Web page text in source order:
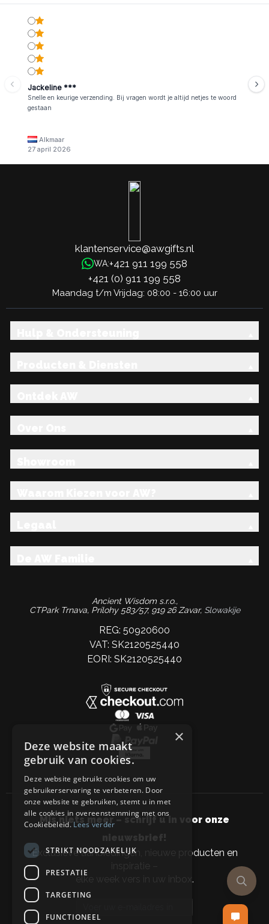
Jackeline ***
Snelle en keurige verzending. Bij vragen wordt je altijd netjes te woord
gestaan
Alkmaar
27 april 2026
klantenservice@awgifts.nl
WA:+421 911 199 558
+421 (0) 911 199 558
Maandag t/m Vrijdag: 08:00 - 16:00 uur
Ancient Wisdom s.r.o.,
CTPark Trnava, Prílohy 583/57, 919 26 Zavar, Slowakije
REG: 50920600
VAT: SK2120525440
EORI: SK2120525440
Mis niets meer – schrijf u in voor onze
nieuwsbrief!
Exclusieve aanbiedingen, nieuwe producten en
inspiratie –
elke week vers in uw inbox.
×
Deze website maakt
gebruik van cookies.
Deze website gebruikt cookies om uw
gebruikerservaring te verbeteren. Door
onze website te gebruiken, stemt u in met
alle cookies in overeenstemming met ons
Cookiebeleid.Lees verder
STRIKT NOODZAKELIJK
PRESTATIE
TARGETING
FUNCTIONEEL